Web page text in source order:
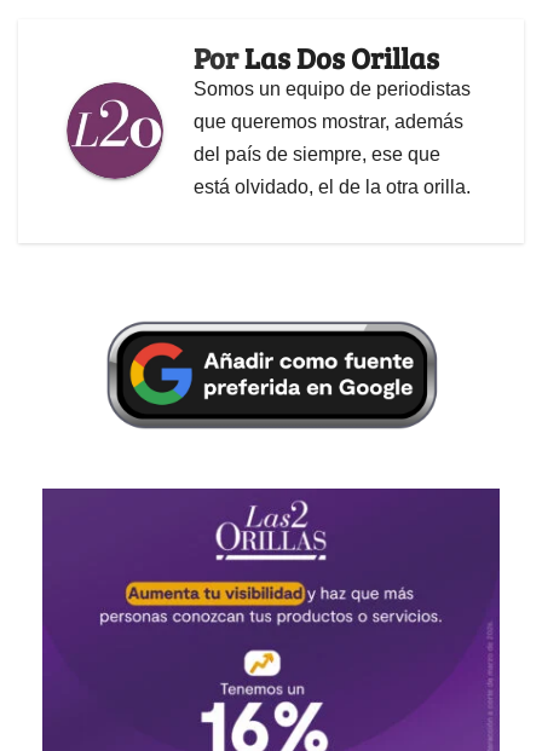
PorLas Dos Orillas
Somos un equipo de periodistas
que queremos mostrar, además
del país de siempre, ese que
está olvidado, el de la otra orilla.